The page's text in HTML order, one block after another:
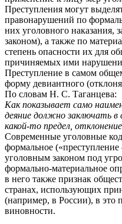
Преступления могут
правонарушений по
них уголовного наказания,
законом), а также по
степень опасности их для
причиняемых ими
Преступление в самом
форму девиантного
По словам Н. С. Таганцева:
Как показывает само
деяние должно заключать в
какой-то предел,
Современные уголовные
формальное
уголовным законом под
формально-материальное
в него также признак
странах, использующих
(например, в России), в это
виновности.